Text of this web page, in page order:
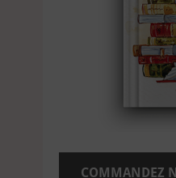
COMMANDEZ